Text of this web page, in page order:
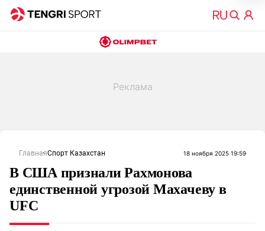
ГлавнаяСпорт Казахстан 18 ноября 2025 19:59
В США признали Рахмонова
единственной угрозой Махачеву в
UFC